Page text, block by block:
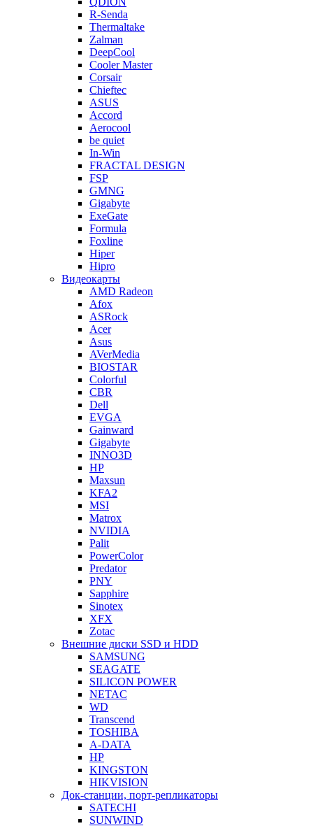
R-Senda
Thermaltake
Zalman
DeepCool
Cooler Master
Corsair
Chieftec
ASUS
Accord
Aerocool
be quiet
In-Win
FRACTAL DESIGN
FSP
GMNG
Gigabyte
ExeGate
Formula
Foxline
Hiper
Hipro
Видеокарты
AMD Radeon
Afox
ASRock
Acer
Asus
AVerMedia
BIOSTAR
Colorful
CBR
Dell
EVGA
Gainward
Gigabyte
INNO3D
HP
Maxsun
KFA2
MSI
Matrox
NVIDIA
Palit
PowerColor
Predator
PNY
Sapphire
Sinotex
XFX
Zotac
Внешние диски SSD и HDD
SAMSUNG
SEAGATE
SILICON POWER
NETAC
WD
Transcend
TOSHIBA
A-DATA
HP
KINGSTON
HIKVISION
Док-станции, порт-репликаторы
SATECHI
SUNWIND